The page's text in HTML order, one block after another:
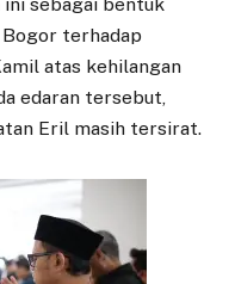
terhadap
atas kehilangan
edaran tersebut,
Eril masih tersirat.